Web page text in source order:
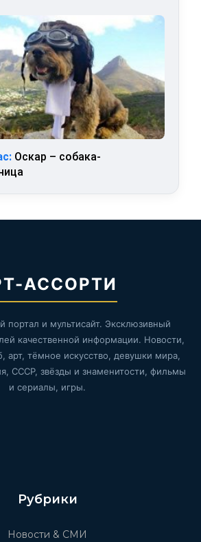
Оскар – собака-
АССОРТИ
и мультисайт. Эксклюзивный
качественной информации. Новости,
арт, тёмное искусство, девушки мира,
СССР, звёзды и знаменитости, фильмы
и сериалы, игры.
Рубрики
Новости & СМИ